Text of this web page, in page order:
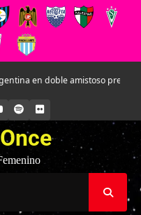
en doble amistoso
YOUTUBE
SPOTIFYFLICKR